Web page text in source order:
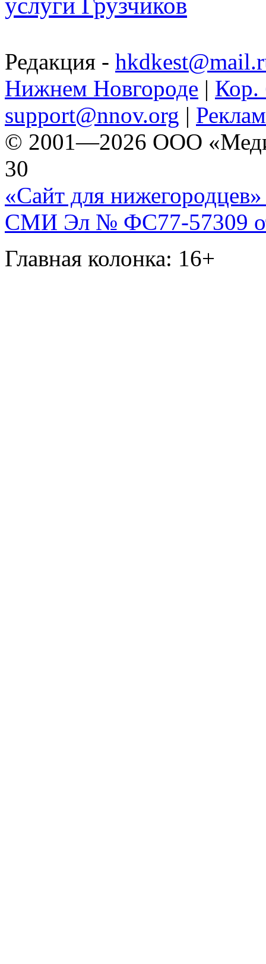
услуги Грузчиков
Редакция -
Нижнем Новгороде | Кор.
support@nnov.org |
© 2001—2026 ООО
30
«Сайт для нижегородцев»
СМИ Эл № ФС77-57309
Главная колонка: 16+